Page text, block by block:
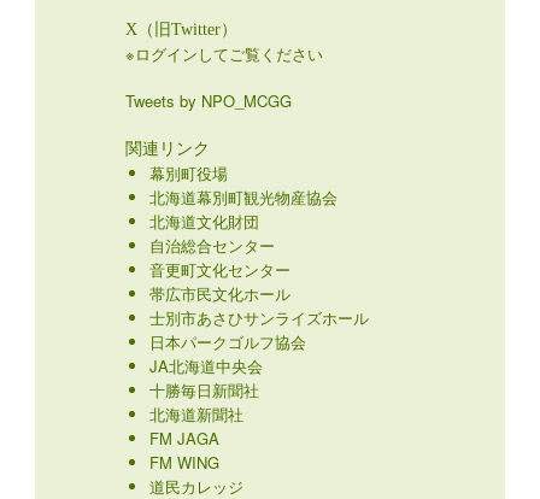
X（旧Twitter）
※ログインしてご覧ください
Tweets by NPO_MCGG
関連リンク
幕別町役場
北海道幕別町観光物産協会
北海道文化財団
自治総合センター
音更町文化センター
帯広市民文化ホール
士別市あさひサンライズホール
日本パークゴルフ協会
JA北海道中央会
十勝毎日新聞社
北海道新聞社
FM JAGA
FM WING
道民カレッジ